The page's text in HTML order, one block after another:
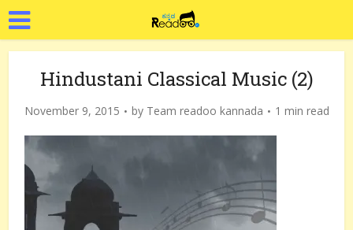
Hindustani Classical Music (2)
November 9, 2015 by Team readoo kannada 1 min read